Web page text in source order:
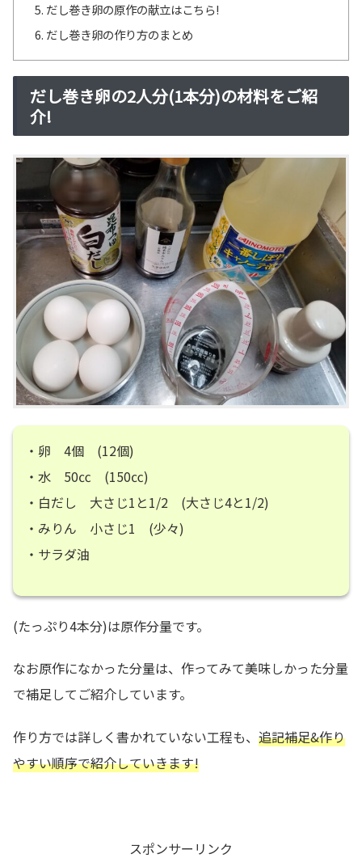
だし巻き卵の原作の献立はこちら!
だし巻き卵の作り方のまとめ
だし巻き卵の2人分(1本分)の材料をご紹
介!
・卵 4個 (12個)
・水 50㏄ (150㏄)
・白だし 大さじ1と1/2 (大さじ4と1/2)
・みりん 小さじ1 (少々)
・サラダ油
(たっぷり4本分)は原作分量です。
なお原作になかった分量は、作ってみて美味しかった分量
で補足してご紹介しています。
作り方では詳しく書かれていない工程も、 追記補足&作り
やすい順序で紹介していきます!
スポンサーリンク